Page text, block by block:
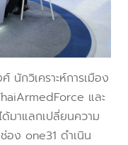
กวิเคราะห์การเมือง
และ
มาแลกเปลี่ยนความ
อง one31 ดำเนิน